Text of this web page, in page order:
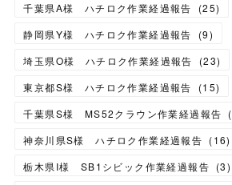
千葉県A様 ハチロク作業経過報告
(25)
静岡県Y様 ハチロク作業経過報告
(9)
埼玉県O様 ハチロク作業経過報告
(23)
東京都S様 ハチロク作業経過報告
(15)
千葉県S様 MS52クラウン作業経過報告 (
神奈川県S様 ハチロク作業経過報告 (16)
栃木県I様 SB1シビック作業経過報告 (3)